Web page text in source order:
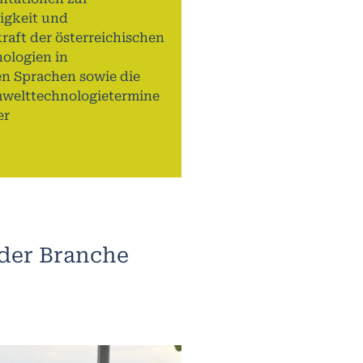
und
der österreichischen
in
Sprachen sowie die
Branche